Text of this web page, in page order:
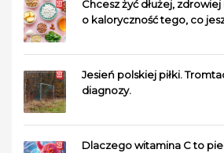
Chcesz żyć dłużej,
o kaloryczność tego, co
Jesień polskiej piłki.
diagnozy.
Dlaczego witamina C to